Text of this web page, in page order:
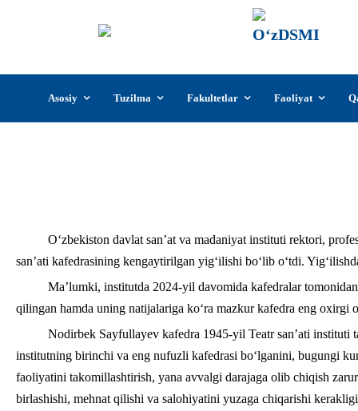
content
Asosiy Tuzilma Fakultetlar Faoliyat
O‘zbekiston davlat san’at va madaniyat instituti rektori,
san’ati kafedrasining kengaytirilgan yig‘ilishi bo‘lib o‘tdi.
Ma’lumki, institutda 2024-yil davomida kafedralar
qilingan hamda uning natijalariga ko‘ra mazkur kafedra eng oxirgi
Nodirbek Sayfullayev kafedra 1945-yil Teatr san’ati instituti
institutning birinchi va eng nufuzli kafedrasi bo‘lganini, bugungi
faoliyatini takomillashtirish, yana avvalgi darajaga olib chiqish
birlashishi, mehnat qilishi va salohiyatini yuzaga chiqarishi